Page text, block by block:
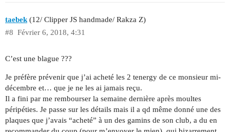
taebek (12/ Clipper JS handmade/ Rakza Z)
Février 6, 2018, 4:31
#8
C’est une blague ???
Je préfère prévenir que j’ai acheté les 2 tenergy de ce monsieur mi-
décembre et… que je ne les ai jamais reçu.
Il a fini par me rembourser la semaine dernière après moultes
péripéties. Je passe sur les détails mais il a qd même donné une des
plaques que j’avais “acheté” à un des gamins de son club, a du en